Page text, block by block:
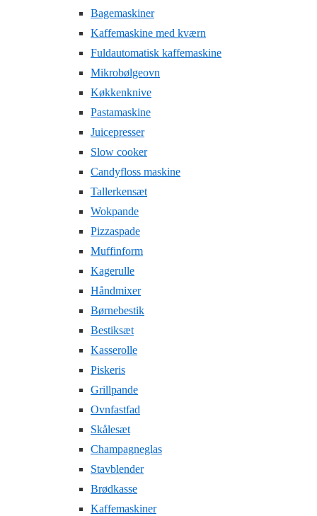
Bagemaskiner
Kaffemaskine med kværn
Fuldautomatisk kaffemaskine
Mikrobølgeovn
Køkkenknive
Pastamaskine
Juicepresser
Slow cooker
Candyfloss maskine
Tallerkensæt
Wokpande
Pizzaspade
Muffinform
Kagerulle
Håndmixer
Børnebestik
Bestiksæt
Kasserolle
Piskeris
Grillpande
Ovnfastfad
Skålesæt
Champagneglas
Stavblender
Brødkasse
Kaffemaskiner